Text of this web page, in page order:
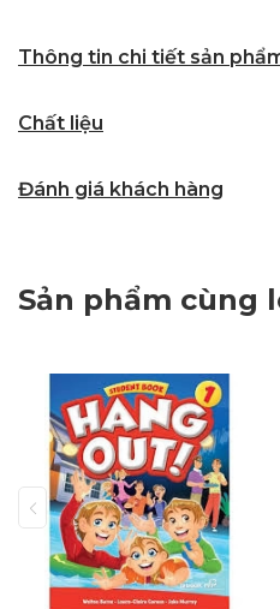
Thông tin chi tiết sản
Chất liệu
Đánh giá khách hàng
Sản phẩm cùng